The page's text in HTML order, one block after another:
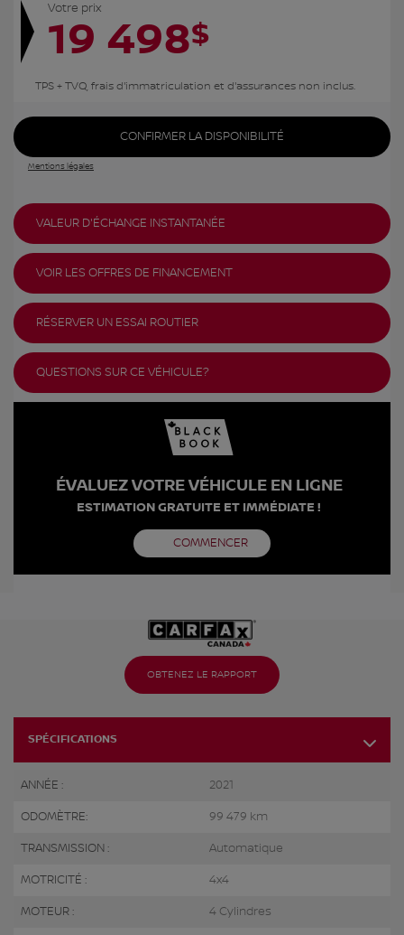
OBTENEZ LE RAPPORT
SPÉCIFICATIONS
ANNÉE : 2021
ODOMÈTRE: 99 479 km
TRANSMISSION : Automatique
MOTRICITÉ : 4x4
MOTEUR : 4 Cylindres
Votre prix
19 498$
TPS + TVQ, frais d'immatriculation et d'assurances non inclus.
CONFIRMER LA DISPONIBILITÉ
Mentions légales
VALEUR D'ÉCHANGE INSTANTANÉE
VOIR LES OFFRES DE FINANCEMENT
RÉSERVER UN ESSAI ROUTIER
QUESTIONS SUR CE VÉHICULE?
ÉVALUEZ VOTRE VÉHICULE EN LIGNE
ESTIMATION GRATUITE ET IMMÉDIATE !
COMMENCER